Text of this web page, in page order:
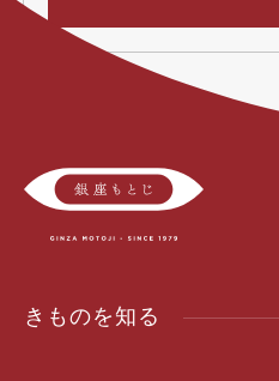
きものを知る